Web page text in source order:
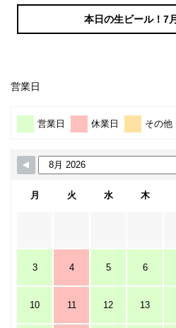
本日の生ビール！7
営業日
営業日 休業日 その他
月 火 水 木
3 4 5 6
10 11 12 13